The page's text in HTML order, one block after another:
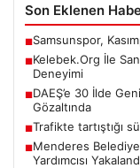
Son Eklenen
■Samsunspor,
■Kelebek.Org İle
Deneyimi
■DAEŞ’e 30 İlde
Gözaltında
■Trafikte tartıştığı
■Menderes
Yardımcısı